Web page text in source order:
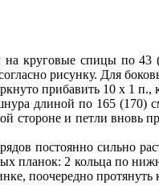
круговые спицы по 43
рисунку. Для
прибавить 10 х 1
длиной по 165 (170)
стороне и петли вновь
постоянно сильно
планок: 2 кольца по
поочередно